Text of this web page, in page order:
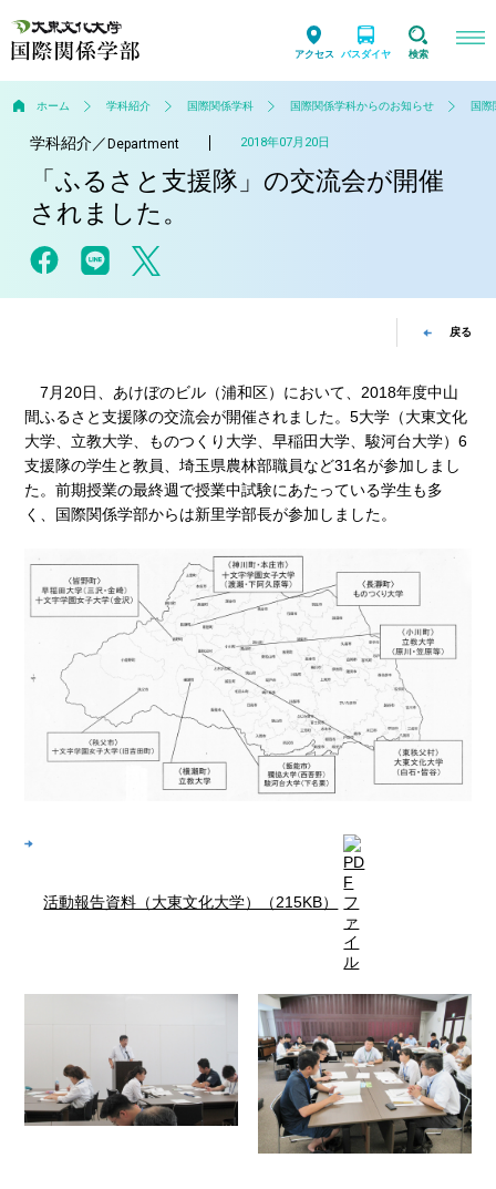
アクセス バスダイヤ 検索
ホーム 学科紹介 国際関係学科 国際関係学科からのお知らせ 国際
学科紹介／Department 2018年07月20日
「ふるさと支援隊」の交流会が開催
されました。
戻る
7月20日、あけぼのビル（浦和区）において、2018年度中山
間ふるさと支援隊の交流会が開催されました。5大学（大東文化
大学、立教大学、ものつくり大学、早稲田大学、駿河台大学）6
支援隊の学生と教員、埼玉県農林部職員など31名が参加しまし
た。前期授業の最終週で授業中試験にあたっている学生も多
く、国際関係学部からは新里学部長が参加しました。
活動報告資料（大東文化大学）（215KB）